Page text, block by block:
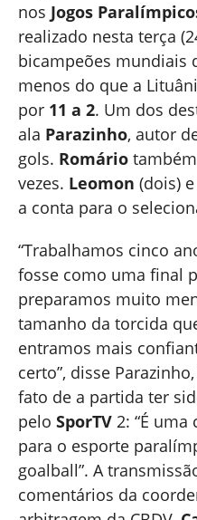
nos Jogos
realizado nesta terça
bicampeões mundiais
menos do que a
por 11 a 2. Um dos
ala Parazinho, autor
gols. Romário
vezes. Leomon (dois) e
a conta para o
“Trabalhamos cinco
fosse como uma final
preparamos muito
tamanho da torcida
entramos mais
certo”, disse
fato de a partida ter
pelo SporTV2: “É uma
para o esporte
goalball”. A
comentários da